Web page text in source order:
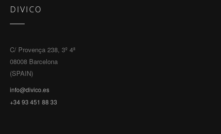
DIVICO
C/ Provença 238, 3º 4ª
08008 Barcelona
(SPAIN)
info@divico.es
+34 93 451 88 33